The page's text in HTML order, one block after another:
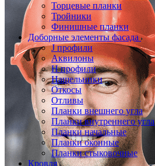
Торцевые планки
Тройники
Финишные планки
Доборные элементы фасада
J профили
Аквилоны
Н профили
Нащельники
Откосы
Отливы
Планки внешнего угла
Планки внутреннего угла
Планки начальные
Планки оконные
Планки стыковочные
Кровля